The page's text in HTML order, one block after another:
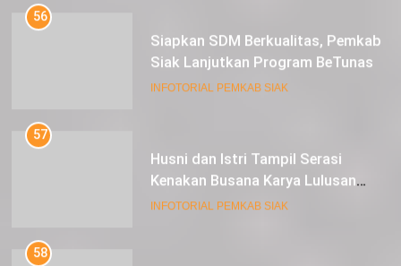
56
Siak Lanjutkan Program BeTunas
INFOTORIAL PEMKAB SIAK
57
Kenakan Busana Karya Lulusan
SMK Pariwisata Siak, di Lancang
Kuning Carnival
INFOTORIAL PEMKAB SIAK
58